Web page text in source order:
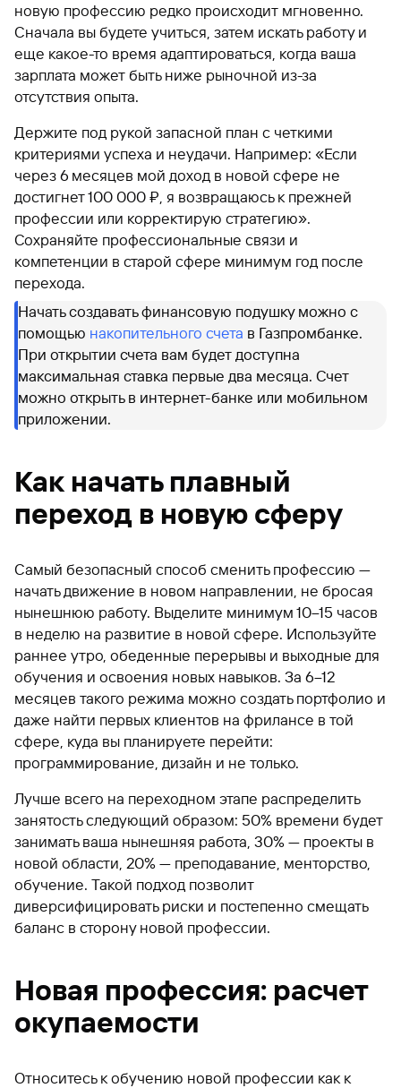
новую профессию редко происходит мгновенно.
Сначала вы будете учиться, затем искать работу и
еще какое-то время адаптироваться, когда ваша
зарплата может быть ниже рыночной из-за
отсутствия опыта.
Держите под рукой запасной план с четкими
критериями успеха и неудачи. Например: «Если
через 6 месяцев мой доход в новой сфере не
достигнет 100 000 ₽, я возвращаюсь к прежней
профессии или корректирую стратегию».
Сохраняйте профессиональные связи и
компетенции в старой сфере минимум год после
перехода.
Начать создавать финансовую подушку можно с
помощью накопительного счета в Газпромбанке.
При открытии счета вам будет доступна
максимальная ставка первые два месяца. Счет
можно открыть в интернет-банке или мобильном
приложении.
Как начать плавный
переход в новую сферу
Самый безопасный способ сменить профессию —
начать движение в новом направлении, не бросая
нынешнюю работу. Выделите минимум 10–15 часов
в неделю на развитие в новой сфере. Используйте
раннее утро, обеденные перерывы и выходные для
обучения и освоения новых навыков. За 6–12
месяцев такого режима можно создать портфолио и
даже найти первых клиентов на фрилансе в той
сфере, куда вы планируете перейти:
программирование, дизайн и не только.
Лучше всего на переходном этапе распределить
занятость следующий образом: 50% времени будет
занимать ваша нынешняя работа, 30% — проекты в
новой области, 20% — преподавание, менторство,
обучение. Такой подход позволит
диверсифицировать риски и постепенно смещать
баланс в сторону новой профессии.
Новая профессия: расчет
окупаемости
Относитесь к обучению новой профессии как к